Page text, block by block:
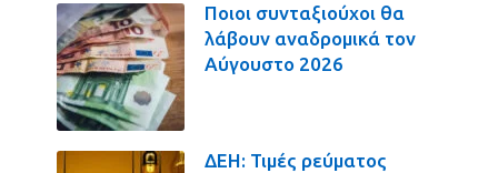
Ποιοι συνταξιούχοι θα
λάβουν αναδρομικά τον
Αύγουστο 2026
ΔΕΗ: Τιμές ρεύματος